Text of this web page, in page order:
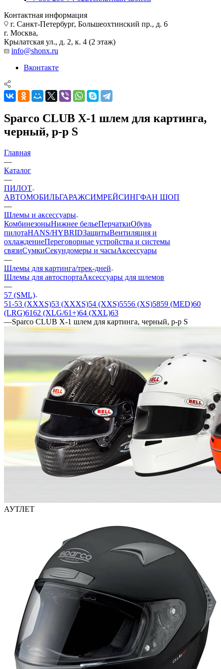
Контактная информация
г. Санкт-Петербург, Большеохтинский пр., д. 6
г. Москва,
Крылатская ул., д. 2, к. 4 (2 этаж)
info@shonx.ru
Вконтакте
Sparco CLUB X-1 шлем для картинга,
черный, р-р S
Главная
—
Каталог
—
ПИЛОТ
АВТОМОБИЛЬГАРАЖСИМРЕЙСИНГФАН ШОП
—
Шлемы и аксессуары
КомбинезоныНижнее бельеПерчаткиОбувь
пилотаHANS/HYBRIDЗащитыВентиляция и
охлаждениеПереговорные устройства и системы
связиСумкиСекундомеры и часыАксессуары
—
Шлемы для картинга/трек-дней
Шлемы для автоспортаАксессуары для шлемов
—
57 (SML)
51-53 (XXXS)53 (XXXS)54 (XXS)5556 (XS)5859 (MED)60
(LRG)6162 (XLG/61+)64 (XXL)63
—Sparco CLUB X-1 шлем для картинга, черный, р-р S
АУТЛЕТ